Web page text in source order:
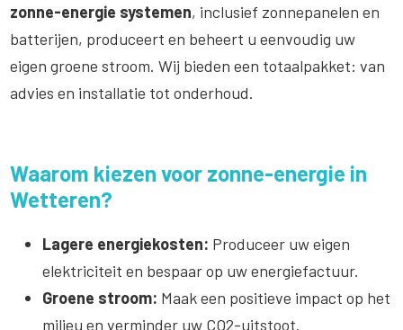
zonne-energie systemen, inclusief zonnepanelen en
batterijen, produceert en beheert u eenvoudig uw
eigen groene stroom. Wij bieden een totaalpakket: van
advies en installatie tot onderhoud.
Waarom kiezen voor zonne-energie in
Wetteren?
Lagere energiekosten: Produceer uw eigen
elektriciteit en bespaar op uw energiefactuur.
Groene stroom: Maak een positieve impact op het
milieu en verminder uw CO2-uitstoot.